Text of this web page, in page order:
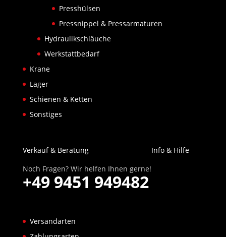
Presshülsen
Pressnippel & Pressarmaturen
Hydraulikschläuche
Werkstattbedarf
Krane
Lager
Schienen & Ketten
Sonstiges
Verkauf & Beratung
Noch Fragen? Wir helfen Ihnen gerne!
+49 9451 949482
Info & Hilfe
Versandarten